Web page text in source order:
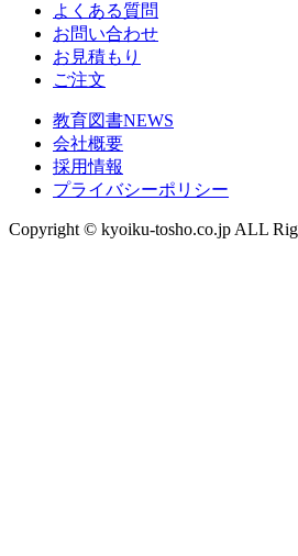
よくある質問
お問い合わせ
お見積もり
ご注文
教育図書NEWS
会社概要
採用情報
プライバシーポリシー
Copyright © kyoiku-tosho.co.jp ALL